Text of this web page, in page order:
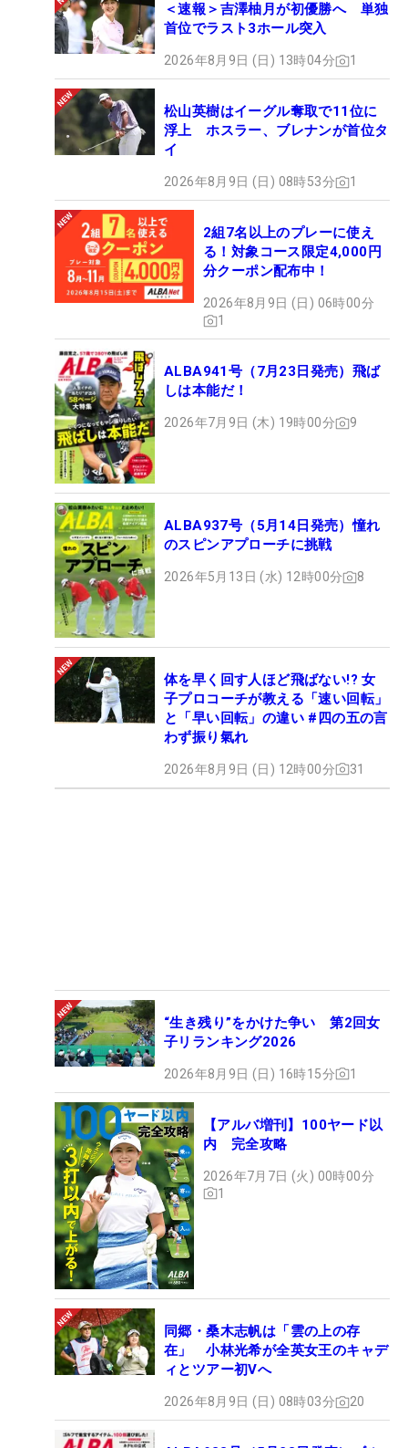
＜速報＞吉澤柚月が初優勝へ 単独
首位でラスト3ホール突入
2026年8月9日 (日) 13時04分 1
松山英樹はイーグル奪取で11位に
浮上 ホスラー、ブレナンが首位タ
イ
2026年8月9日 (日) 08時53分 1
2組7名以上のプレーに使え
る！対象コース限定4,000円
分クーポン配布中！
2026年8月9日 (日) 06時00分
1
ALBA941号（7月23日発売）飛ば
しは本能だ！
2026年7月9日 (木) 19時00分 9
ALBA937号（5月14日発売）憧れ
のスピンアプローチに挑戦
2026年5月13日 (水) 12時00分 8
体を早く回す人ほど飛ばない!? 女
子プロコーチが教える「速い回転」
と「早い回転」の違い #四の五の言
わず振り氣れ
2026年8月9日 (日) 12時00分 31
“生き残り”をかけた争い 第2回女
子リランキング2026
2026年8月9日 (日) 16時15分 1
【アルバ増刊】100ヤード以
内 完全攻略
2026年7月7日 (火) 00時00分
1
同郷・桑木志帆は「雲の上の存
在」 小林光希が全英女王のキャデ
ィとツアー初Vへ
2026年8月9日 (日) 08時03分 20